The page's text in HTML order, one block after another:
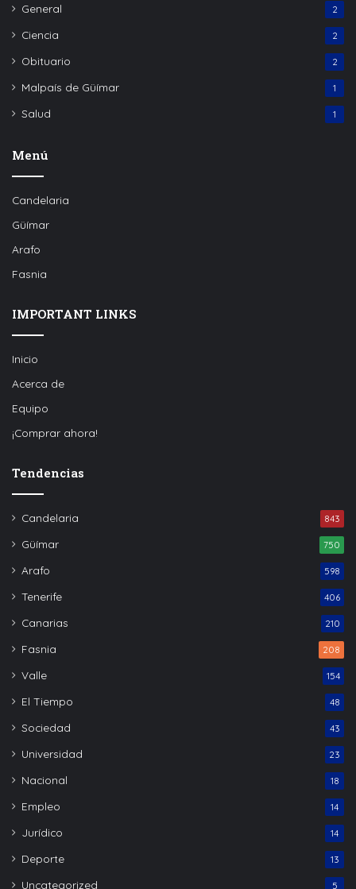
General 2
Ciencia 2
Obituario 2
Malpaís de Güímar 1
Salud 1
Menú
Candelaria
Güímar
Arafo
Fasnia
IMPORTANT LINKS
Inicio
Acerca de
Equipo
¡Comprar ahora!
Tendencias
Candelaria 843
Güímar 750
Arafo 598
Tenerife 406
Canarias 210
Fasnia 208
Valle 154
El Tiempo 48
Sociedad 43
Universidad 23
Nacional 18
Empleo 14
Jurídico 14
Deporte 13
Uncategorized 5